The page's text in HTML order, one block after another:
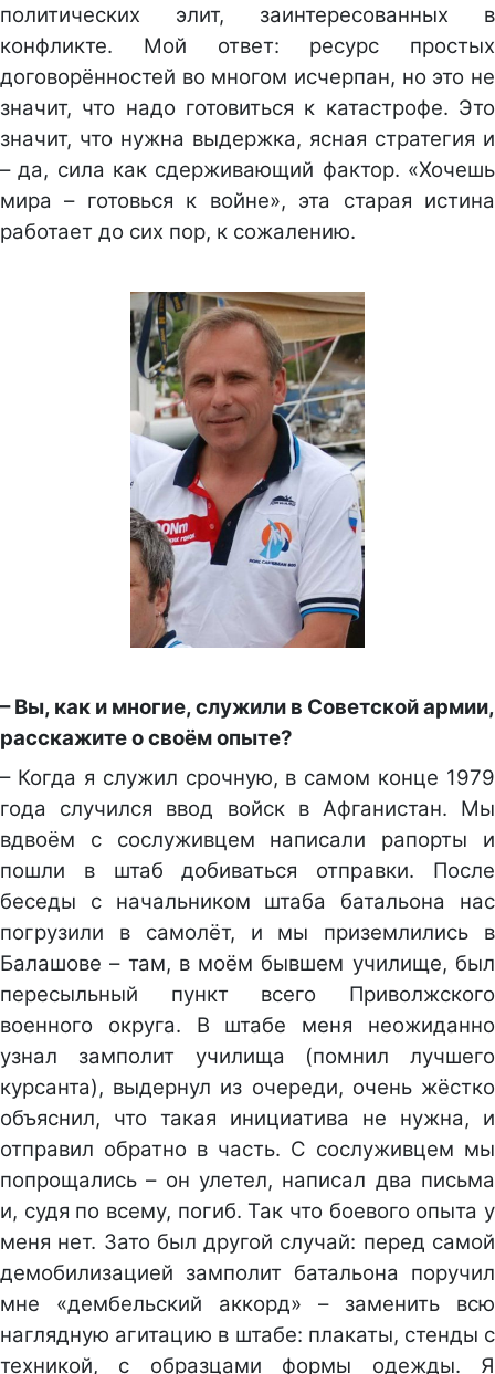
политических элит, заинтересованных в
конфликте. Мой ответ: ресурс простых
договорённостей во многом исчерпан, но это не
значит, что надо готовиться к катастрофе. Это
значит, что нужна выдержка, ясная стратегия и
– да, сила как сдерживающий фактор. «Хочешь
мира – готовься к войне», эта старая истина
работает до сих пор, к сожалению.
– Вы, как и многие, служили в Советской армии,
расскажите о своём опыте?
– Когда я служил срочную, в самом конце 1979
года случился ввод войск в Афганистан. Мы
вдвоём с сослуживцем написали рапорты и
пошли в штаб добиваться отправки. После
беседы с начальником штаба батальона нас
погрузили в самолёт, и мы приземлились в
Балашове – там, в моём бывшем училище, был
пересыльный пункт всего Приволжского
военного округа. В штабе меня неожиданно
узнал замполит училища (помнил лучшего
курсанта), выдернул из очереди, очень жёстко
объяснил, что такая инициатива не нужна, и
отправил обратно в часть. С сослуживцем мы
попрощались – он улетел, написал два письма
и, судя по всему, погиб. Так что боевого опыта у
меня нет. Зато был другой случай: перед самой
демобилизацией замполит батальона поручил
мне «дембельский аккорд» – заменить всю
наглядную агитацию в штабе: плакаты, стенды с
техникой, с образцами формы одежды. Я